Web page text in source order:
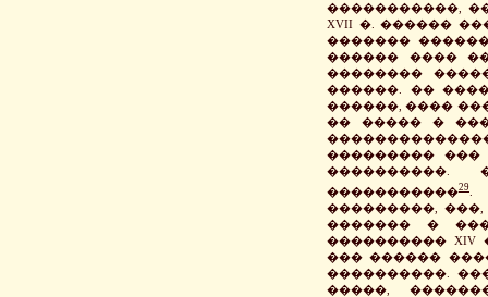
�����������,
XVII �. ������
�������
������ ����
��������
������. ��
������, ����
�� ����� �
��������� ���
����������.
�����������29
���������,
������� �
����������
��� ������
����������.
�����,